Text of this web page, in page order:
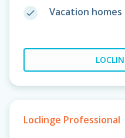
done Vacation homes
Loclinge Professional